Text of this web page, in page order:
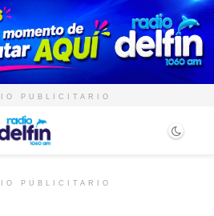
PUBLICITARIO
PUBLICITARIO